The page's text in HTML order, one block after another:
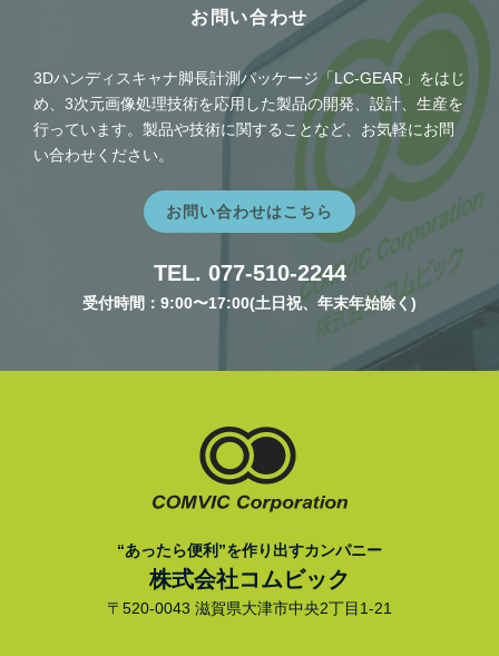
お問い合わせ
3Dハンディスキャナ脚長計測パッケージ「LC-GEAR」をはじ
め、3次元画像処理技術を応用した製品の開発、設計、生産を
行っています。製品や技術に関することなど、お気軽にお問
い合わせください。
お問い合わせはこちら
TEL. 077-510-2244
受付時間：9:00〜17:00(土日祝、年末年始除く)
“あったら便利”を作り出すカンパニー
株式会社コムビック
〒520-0043 滋賀県大津市中央2丁目1-21